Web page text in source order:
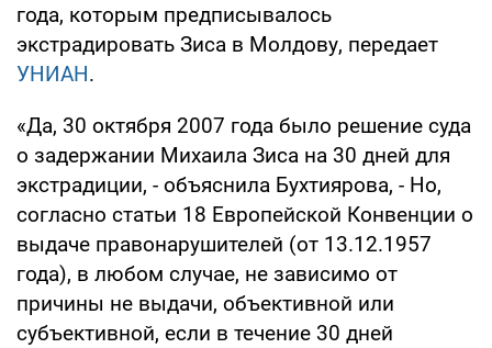
года, которым предписывалось
экстрадировать Зиса в Молдову, передает
УНИАН.
«Да, 30 октября 2007 года было решение суда
о задержании Михаила Зиса на 30 дней для
экстрадиции, - объяснила Бухтиярова, - Но,
согласно статьи 18 Европейской Конвенции о
выдаче правонарушителей (от 13.12.1957
года), в любом случае, не зависимо от
причины не выдачи, объективной или
субъективной, если в течение 30 дней